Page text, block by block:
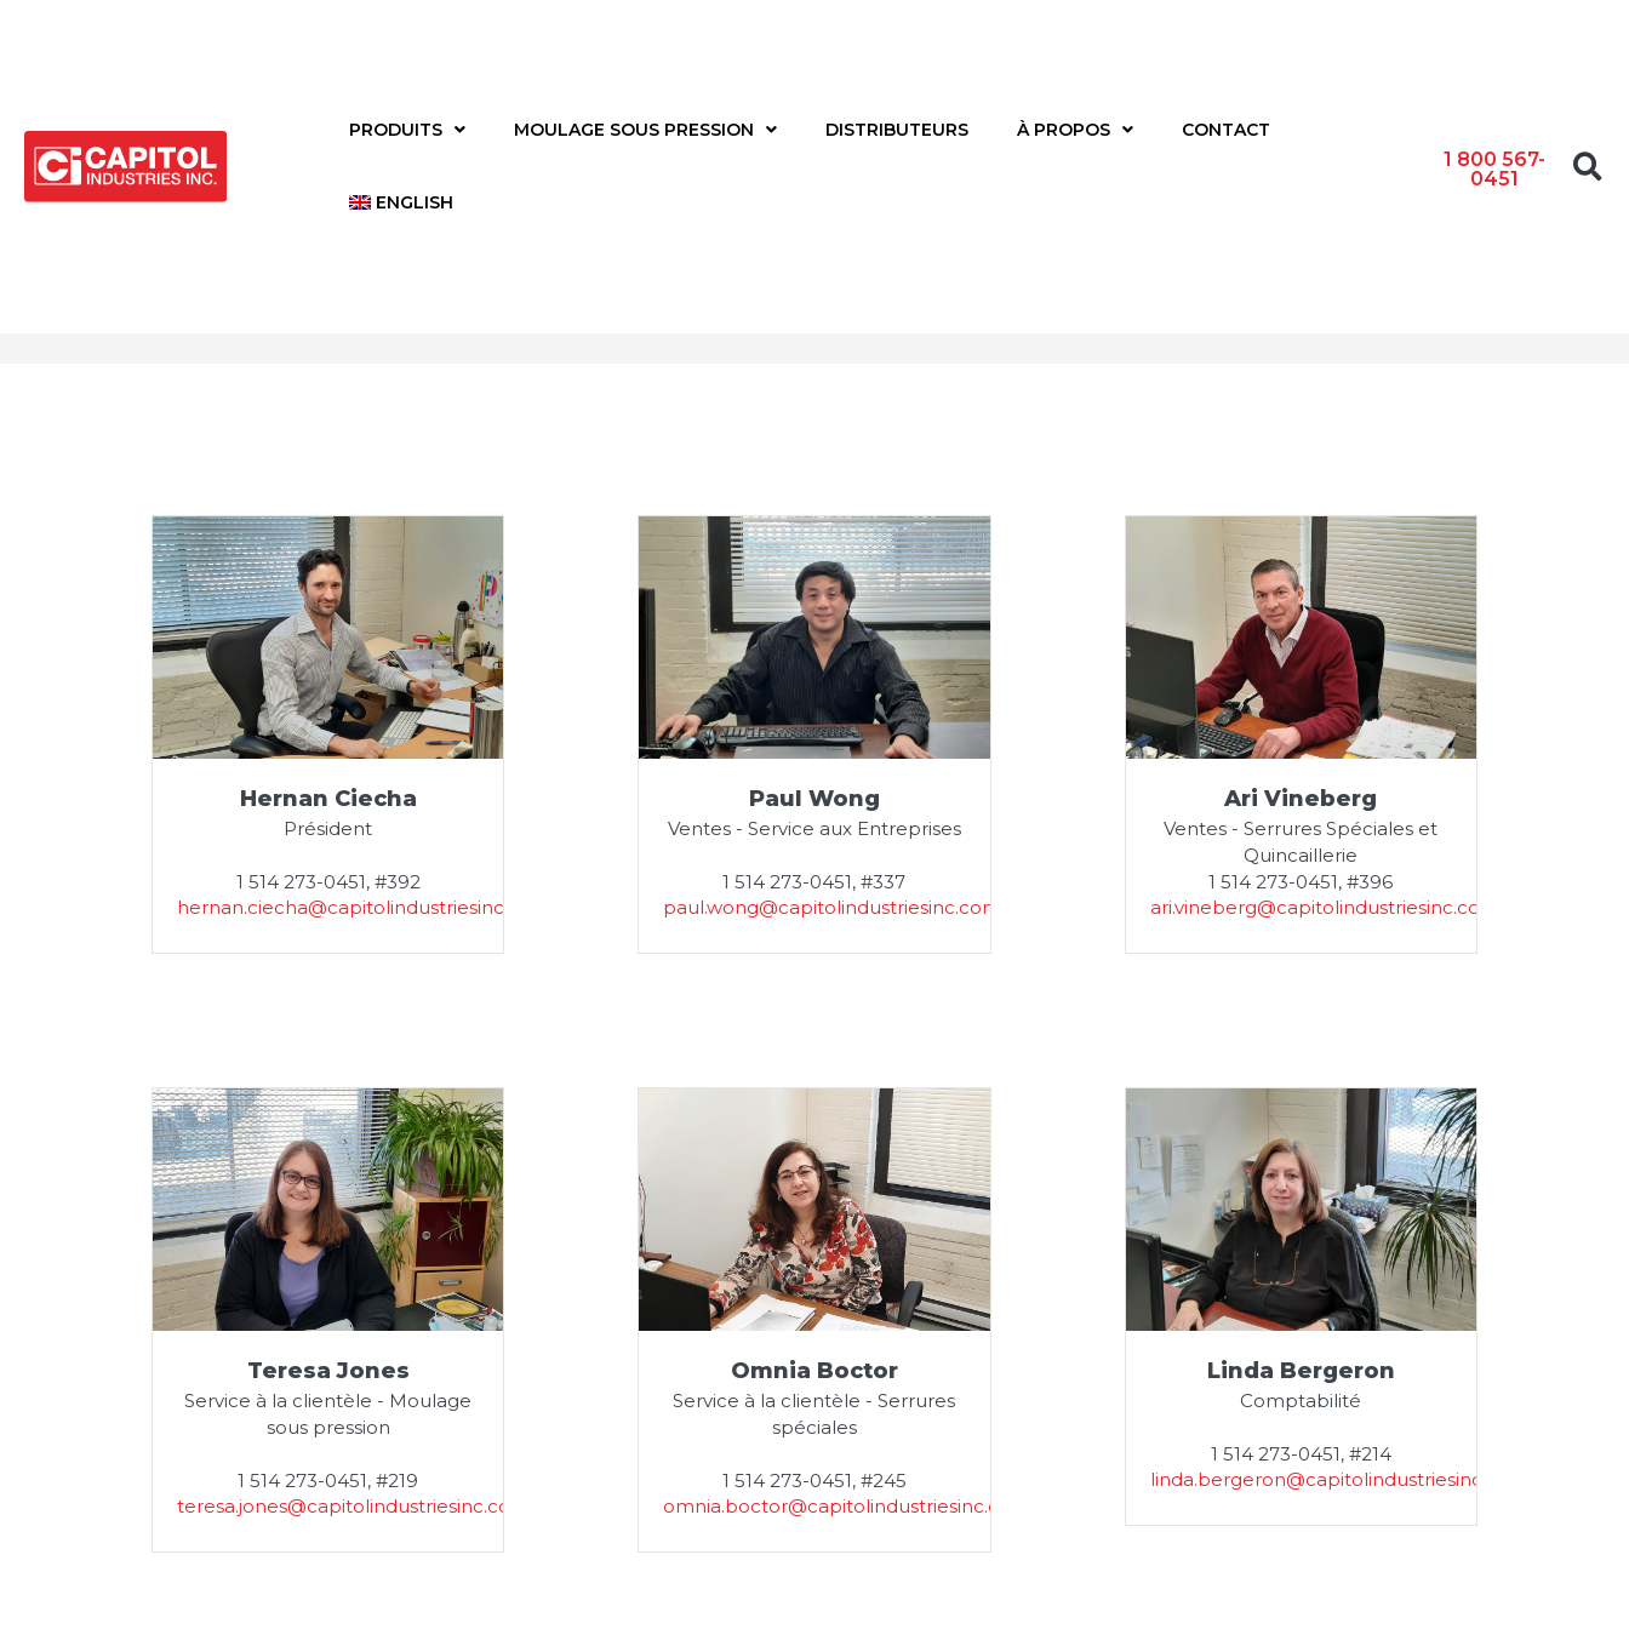
PRODUITS MOULAGE SOUS PRESSION DISTRIBUTEURS À PROPOS CONTACT
ENGLISH
1 800 567-
0451
Hernan Ciecha
Président
1 514 273-0451, #392
hernan.ciecha@capitolindustriesinc.com
Paul Wong
Ventes - Service aux Entreprises
1 514 273-0451, #337
paul.wong@capitolindustriesinc.com
Ari Vineberg
Ventes - Serrures Spéciales et
Quincaillerie
1 514 273-0451, #396
ari.vineberg@capitolindustriesinc.com
Teresa Jones
Service à la clientèle - Moulage
sous pression
1 514 273-0451, #219
teresa.jones@capitolindustriesinc.com
Omnia Boctor
Service à la clientèle - Serrures
spéciales
1 514 273-0451, #245
omnia.boctor@capitolindustriesinc.com
Linda Bergeron
Comptabilité
1 514 273-0451, #214
linda.bergeron@capitolindustriesinc.com